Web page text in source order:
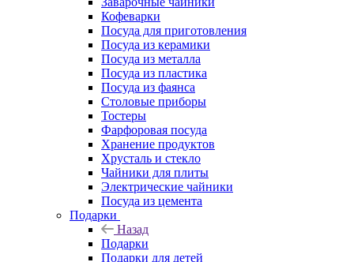
Кофеварки
Посуда для приготовления
Посуда из керамики
Посуда из металла
Посуда из пластика
Посуда из фаянса
Столовые приборы
Тостеры
Фарфоровая посуда
Хранение продуктов
Хрусталь и стекло
Чайники для плиты
Электрические чайники
Посуда из цемента
Подарки
Назад
Подарки
Подарки для детей